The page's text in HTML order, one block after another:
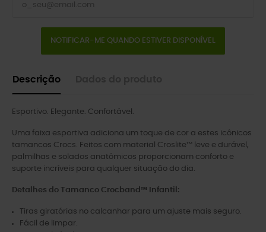
NOTIFICAR-ME QUANDO ESTIVER DISPONÍVEL
Descrição
Esportivo. Elegante. Confortável.
Uma faixa esportiva adiciona um toque de cor a estes icônicos
tamancos Crocs. Feitos com material Croslite™ leve e durável,
palmilhas e solados anatômicos proporcionam conforto e
suporte incríveis para qualquer situação do dia.
Detalhes do Tamanco Crocband™ Infantil:
Tiras giratórias no calcanhar para um ajuste mais seguro.
Fácil de limpar.